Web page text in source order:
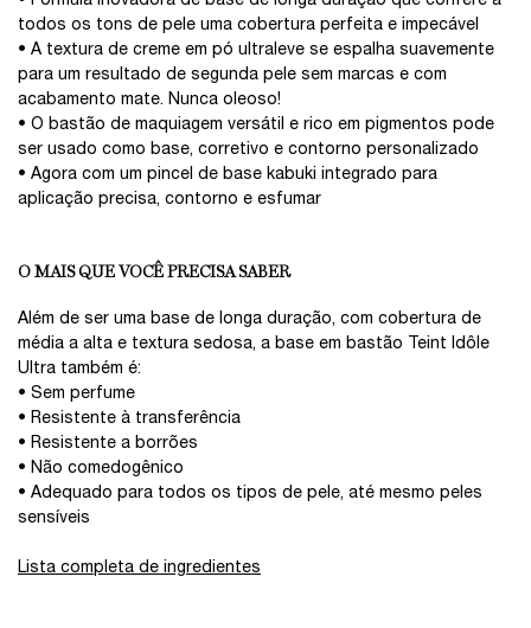
todos os tons de pele uma cobertura perfeita e impecável
• A textura de creme em pó ultraleve se espalha suavemente
para um resultado de segunda pele sem marcas e com
acabamento mate. Nunca oleoso!
• O bastão de maquiagem versátil e rico em pigmentos pode
ser usado como base, corretivo e contorno personalizado
• Agora com um pincel de base kabuki integrado para
aplicação precisa, contorno e esfumar
O MAIS QUE VOCÊ PRECISA SABER
Além de ser uma base de longa duração, com cobertura de
média a alta e textura sedosa, a base em bastão Teint Idôle
Ultra também é:
• Sem perfume
• Resistente à transferência
• Resistente a borrões
• Não comedogênico
• Adequado para todos os tipos de pele, até mesmo peles
sensíveis
Lista completa de ingredientes